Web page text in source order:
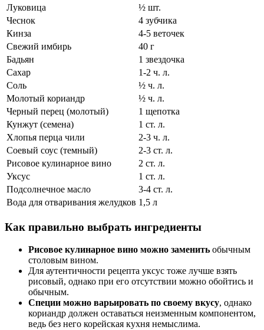
Луковица
½ шт.
Чеснок
4 зубчика
Кинза
4-5 веточек
Свежий имбирь
40 г
Бадьян
1 звездочка
Сахар
1-2 ч. л.
Соль
½ ч. л.
Молотый кориандр
½ ч. л.
Черный перец (молотый)
1 щепотка
Кунжут (семена)
1 ст. л.
Хлопья перца чили
2-3 ч. л.
Соевый соус (темный)
2-3 ст. л.
Рисовое кулинарное вино
2 ст. л.
Уксус
1 ст. л.
Подсолнечное масло
3-4 ст. л.
Вода для отваривания желудков 1,5 л
Как правильно выбрать ингредиенты
Рисовое кулинарное вино можно заменить обычным
столовым вином.
Для аутентичности рецепта уксус тоже лучше взять
рисовый, однако при его отсутствии можно обойтись и
обычным.
Специи можно варьировать по своему вкусу, однако
кориандр должен оставаться неизменным компонентом,
ведь без него корейская кухня немыслима.